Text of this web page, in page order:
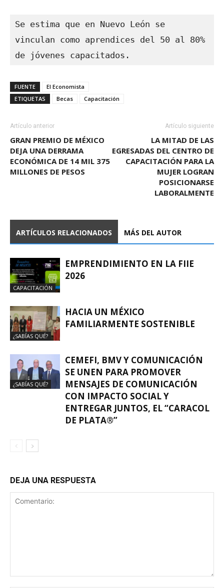
Se estima que en Nuevo León se
vinculan como aprendices del 50 al 80%
de jóvenes capacitados.
FUENTE
El Economista
ETIQUETAS
Becas Capacitación
Artículo anterior
GRAN PREMIO DE MÉXICO
DEJA UNA DERRAMA
ECONÓMICA DE 14 MIL 375
MILLONES DE PESOS
Artículo siguiente
LA MITAD DE LAS
EGRESADAS DEL CENTRO DE
CAPACITACIÓN PARA LA
MUJER LOGRAN
POSICIONARSE
LABORALMENTE
ARTÍCULOS RELACIONADOS MÁS DEL AUTOR
CAPACITACIÓN
EMPRENDIMIENTO EN LA FIIE
2026
¿SABÍAS QUÉ?
HACIA UN MÉXICO
FAMILIARMENTE SOSTENIBLE
¿SABÍAS QUÉ?
CEMEFI, BMV Y COMUNICACIÓN
SE UNEN PARA PROMOVER
MENSAJES DE COMUNICACIÓN
CON IMPACTO SOCIAL Y
ENTREGAR JUNTOS, EL “CARACOL
DE PLATA®”
DEJA UNA RESPUESTA